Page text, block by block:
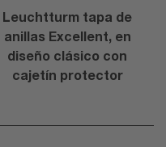
Leuchtturm tapa de
anillas Excellent, en
diseño clásico con
cajetín protector